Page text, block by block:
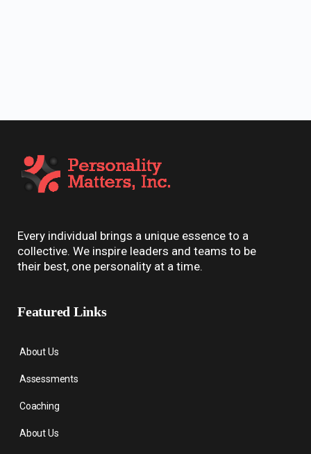
Every individual brings a unique essence to a
collective. We inspire leaders and teams to be
their best, one personality at a time.
Featured Links
About Us
Assessments
Coaching
About Us